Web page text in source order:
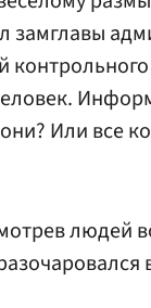
замглавы
Или все
людей